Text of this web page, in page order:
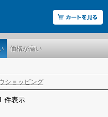
価格が高い
ショッピング
件表示